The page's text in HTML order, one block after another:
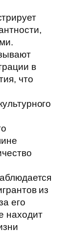
в
что
из
его
находит